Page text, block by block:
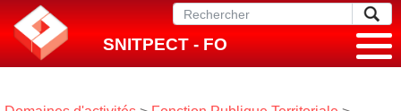
SNITPECT - FO